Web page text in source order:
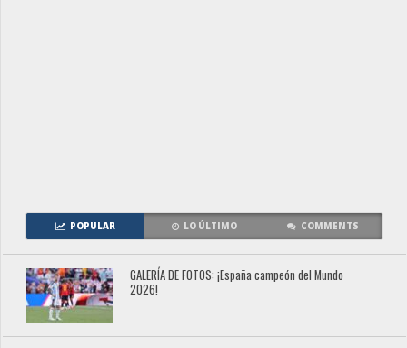
POPULAR LO ÚLTIMO COMMENTS
GALERÍA DE FOTOS: ¡España campeón del Mundo
2026!